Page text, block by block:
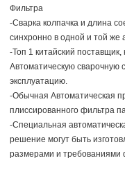
Фильтра
-Сварка колпачка и длина
синхронно в одной и той же
-Топ 1 китайский
Автоматическую сварочную
эксплуатацию.
-Обычная Автоматическая
плиссированного фильтра
-Специальная
решение могут быть
размерами и требованиями